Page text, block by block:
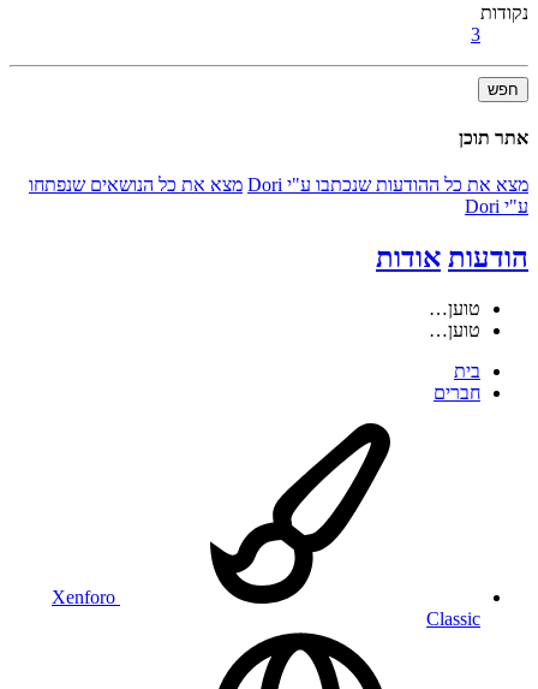
נקודות
3
חפש
אתר תוכן
מצא את כל ההודעות שנכתבו ע"י Dori
מצא את כל הנושאים שנפתחו
ע"י Dori
הודעות אודות
טוען…
טוען…
בית
חברים
Xenforo
Classic